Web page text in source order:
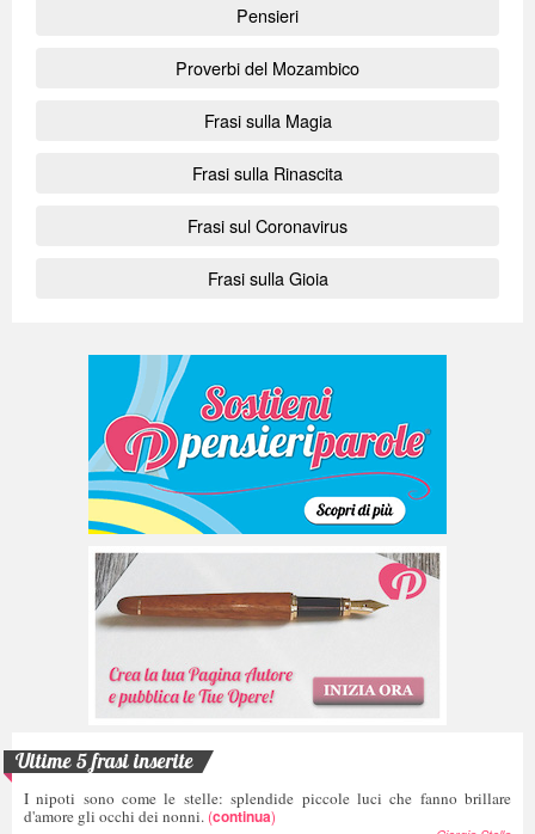
Pensieri
Proverbi del Mozambico
Frasi sulla Magia
Frasi sulla Rinascita
Frasi sul Coronavirus
Frasi sulla Gioia
Ultime 5 frasi inserite
I nipoti sono come le stelle: splendide piccole luci che fanno brillare
d'amore gli occhi dei nonni. (continua)